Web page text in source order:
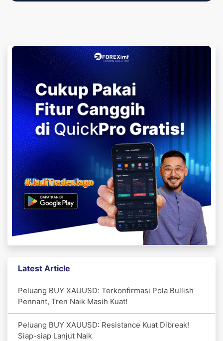
Latest Article
Peluang BUY XAUUSD: Terkonfirmasi Pola Bullish
Pennant, Tren Naik Masih Kuat!
Peluang BUY XAUUSD: Resistance Kuat Dibreak!
Siap-siap Lanjut Naik